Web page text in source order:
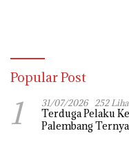
Popular Post
1 31/07/2026 252
Terduga Pelaku
Palembang